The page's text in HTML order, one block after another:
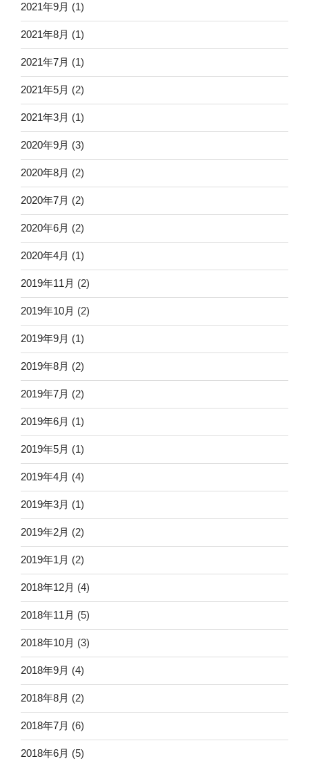
2021年9月 (1)
2021年8月 (1)
2021年7月 (1)
2021年5月 (2)
2021年3月 (1)
2020年9月 (3)
2020年8月 (2)
2020年7月 (2)
2020年6月 (2)
2020年4月 (1)
2019年11月 (2)
2019年10月 (2)
2019年9月 (1)
2019年8月 (2)
2019年7月 (2)
2019年6月 (1)
2019年5月 (1)
2019年4月 (4)
2019年3月 (1)
2019年2月 (2)
2019年1月 (2)
2018年12月 (4)
2018年11月 (5)
2018年10月 (3)
2018年9月 (4)
2018年8月 (2)
2018年7月 (6)
2018年6月 (5)